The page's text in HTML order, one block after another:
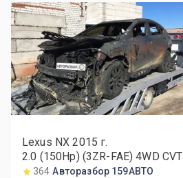
Lexus NX 2015 г.
2.0 (150Hp) (3ZR-FAE) 4WD CVT
364 Авторазбор 159АВТО